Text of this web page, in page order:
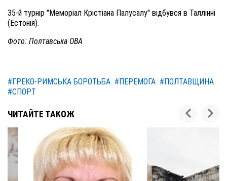
35-й турнір "Меморіал Крістіана Палусалу" відбувся в Таллінні
(Естонія).
Фото: Полтавська ОВА
#ГРЕКО-РИМСЬКА БОРОТЬБА #ПЕРЕМОГА #ПОЛТАВЩИНА
#СПОРТ
ЧИТАЙТЕ ТАКОЖ